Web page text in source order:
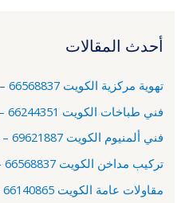
ث
ن
:
أحدث المقالات
تهوية مركزية الكويت 66568837 – الري – شركة تهوية مركزية
فني طباخات الكويت 66244351 – الدوحة – فني تصليح طباخات
فني ألمنيوم الكويت 69621887 – خيطان – فني المنيوم
تركيب مداخن الكويت 66568837 – الفنيطيس – تركيب شفاطات